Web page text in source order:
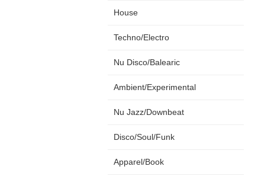
House
Techno/Electro
Nu Disco/Balearic
Ambient/Experimental
Nu Jazz/Downbeat
Disco/Soul/Funk
Apparel/Book